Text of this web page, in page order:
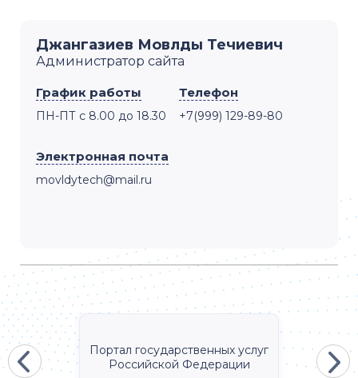
Джангазиев Мовлды Течиевич
Администратор сайта
График работы
ПН-ПТ с 8.00 до 18.30
Телефон
+7(999) 129-89-80
Электронная почта
movldytech@mail.ru
Портал государственных услуг
Российской Федерации